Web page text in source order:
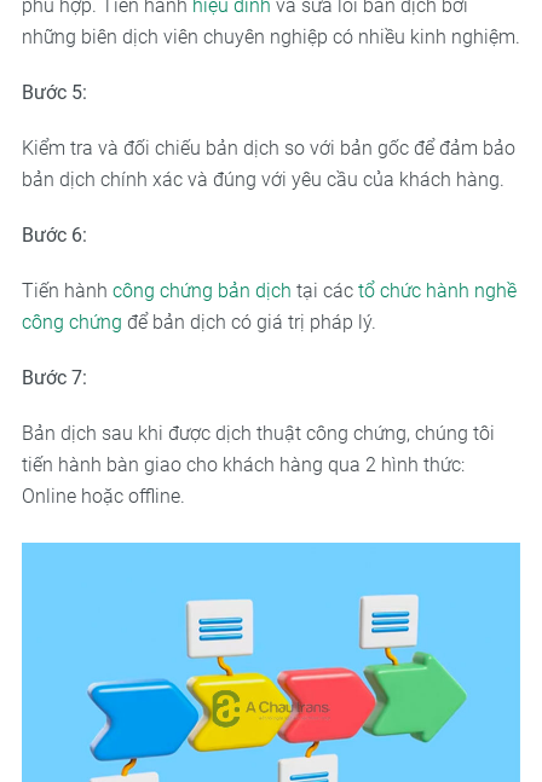
phù hợp. Tiến hành hiệu đính và sửa lỗi bản dịch bởi
những biên dịch viên chuyên nghiệp có nhiều kinh nghiệm.
Bước 5:
Kiểm tra và đối chiếu bản dịch so với bản gốc để đảm bảo
bản dịch chính xác và đúng với yêu cầu của khách hàng.
Bước 6:
Tiến hành công chứng bản dịch tại các tổ chức hành nghề
công chứng để bản dịch có giá trị pháp lý.
Bước 7:
Bản dịch sau khi được dịch thuật công chứng, chúng tôi
tiến hành bàn giao cho khách hàng qua 2 hình thức:
Online hoặc offline.